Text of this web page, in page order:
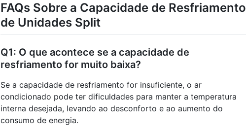
FAQs Sobre a Capacidade de Resfriamento
de Unidades Split
Q1: O que acontece se a capacidade de
resfriamento for muito baixa?
Se a capacidade de resfriamento for insuficiente, o ar
condicionado pode ter dificuldades para manter a temperatura
interna desejada, levando ao desconforto e ao aumento do
consumo de energia.